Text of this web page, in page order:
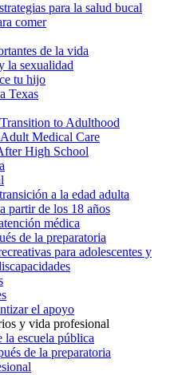
para la salud bucal
comer
de la vida
la sexualidad
tu hijo
Texas
to Adulthood
Medical Care
High School
a la edad adulta
partir de los 18 años
médica
de la preparatoria
para adolescentes y
el apoyo
y vida profesional
la escuela pública
de la preparatoria